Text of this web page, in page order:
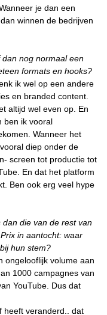
je dan een
winnen de bedrijven
nog normaal een
formats en hooks?
ik wel op een andere
en branded content.
altijd wel even op. En
ben ik vooral
Wanneer het
diep onder de
screen tot productie tot
En dat het platform
Ben ook erg veel hype
die van de rest van
in aantocht: waar
hun stem?
ongelooflijk volume aan
1000 campagnes van
YouTube. Dus dat
heeft veranderd.. dat